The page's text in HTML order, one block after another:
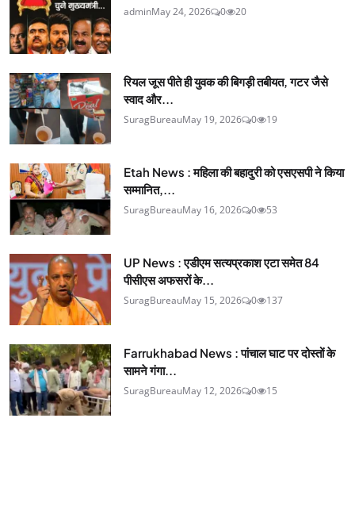
adminMay 24, 2026 0 20
रियल जूस पीते ही युवक की बिगड़ी तबीयत, गटर जैसे
स्वाद और...
SuragBureauMay 19, 2026 0 19
Etah News : महिला की बहादुरी को एसएसपी ने किया
सम्मानित,...
SuragBureauMay 16, 2026 0 53
UP News : एडीएम सत्यप्रकाश एटा समेत 84
पीसीएस अफसरों के...
SuragBureauMay 15, 2026 0 137
Farrukhabad News : पांचाल घाट पर दोस्तों के
सामने गंगा...
SuragBureauMay 12, 2026 0 15